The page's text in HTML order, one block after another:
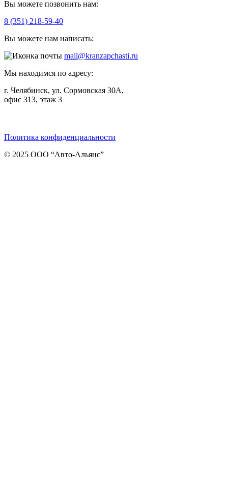
Вы можете позвонить нам:
8 (351) 218-59-40
Вы можете нам написать:
mail@kranzapchasti.ru
Мы находимся по адресу:
г. Челябинск, ул. Сормовская 30А,
офис 313, этаж 3
Политика конфиденциальности
© 2025 ООО “Авто-Альянс”